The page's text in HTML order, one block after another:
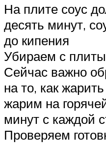
На плите соус
десять минут,
до кипения
Убираем с
Сейчас важно
на то, как
жарим на
минут с каждой
Проверяем